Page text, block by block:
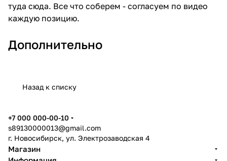
туда сюда. Все что соберем - согласуем по видео
каждую позицию.
Дополнительно
Назад к списку
+7 000 000-00-10
s89130000013@gmail.com
г. Новосибирск, ул. Электрозаводская 4
Магазин